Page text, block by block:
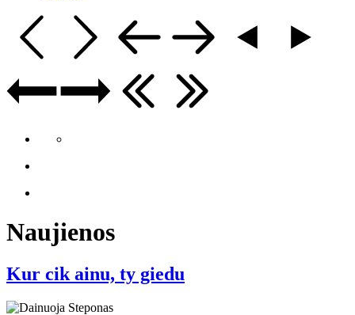
Naujienos
Kur cik ainu, ty giedu